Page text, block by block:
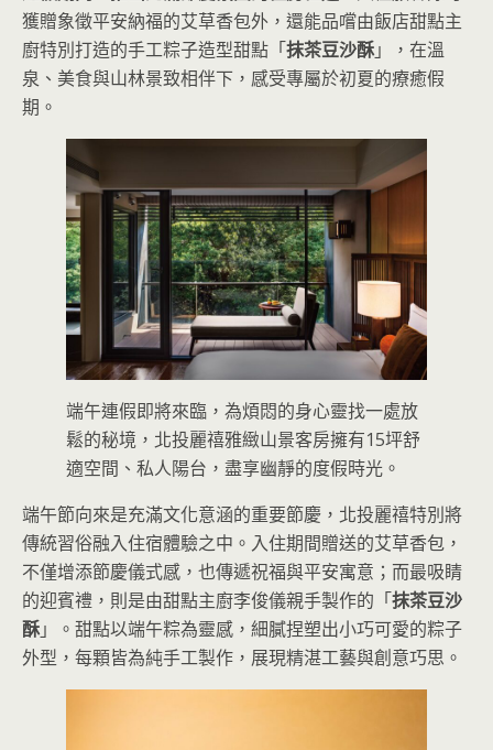
獲贈象徵平安納福的艾草香包外，還能品嚐由飯店甜點主
廚特別打造的手工粽子造型甜點「抹茶豆沙酥」，在溫
泉、美食與山林景致相伴下，感受專屬於初夏的療癒假
期。
端午連假即將來臨，為煩悶的身心靈找一處放
鬆的秘境，北投麗禧雅緻山景客房擁有15坪舒
適空間、私人陽台，盡享幽靜的度假時光。
端午節向來是充滿文化意涵的重要節慶，北投麗禧特別將
傳統習俗融入住宿體驗之中。入住期間贈送的艾草香包，
不僅增添節慶儀式感，也傳遞祝福與平安寓意；而最吸睛
的迎賓禮，則是由甜點主廚李俊儀親手製作的「抹茶豆沙
酥」。甜點以端午粽為靈感，細膩捏塑出小巧可愛的粽子
外型，每顆皆為純手工製作，展現精湛工藝與創意巧思。